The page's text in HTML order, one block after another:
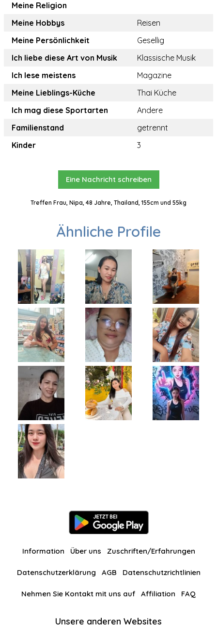
Meine Religion
Meine Hobbys
Reisen
Meine Persönlichkeit
Gesellig
Ich liebe diese Art von Musik
Klassische Musik
Ich lese meistens
Magazine
Meine Lieblings-Küche
Thai Küche
Ich mag diese Sportarten
Andere
Familienstand
getrennt
Kinder
3
Eine Nachricht schreiben
Treffen Frau, Nipa, 48 Jahre, Thailand, 155cm und 55kg
Ähnliche Profile
Information Über uns Zuschriften/Erfahrungen
Datenschutzerklärung AGB Datenschutzrichtlinien
Nehmen Sie Kontakt mit uns auf Affiliation FAQ
Unsere anderen Websites